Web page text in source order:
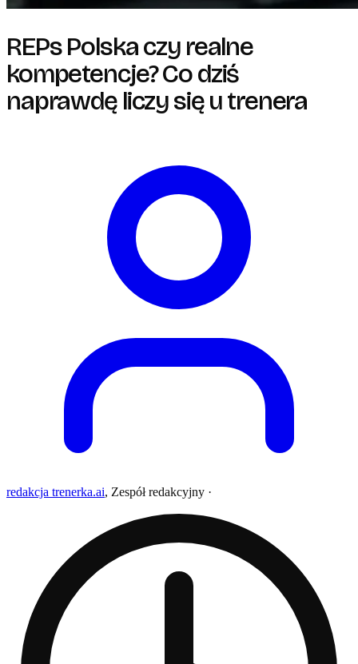
REPs Polska czy realne
kompetencje? Co dziś
naprawdę liczy się u trenera
redakcja trenerka.ai, Zespół redakcyjny ·